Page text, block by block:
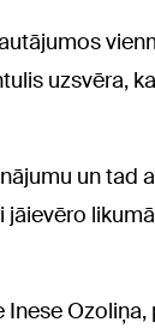
uzsvēra,
un tad